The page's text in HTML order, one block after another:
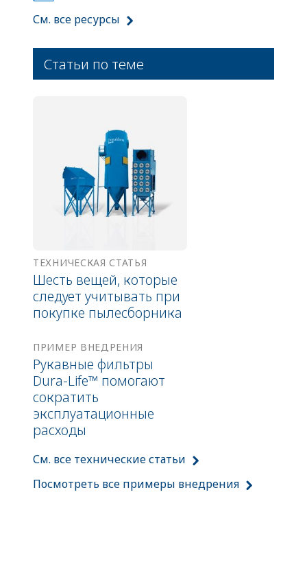
См. все ресурсы
Статьи по теме
ТЕХНИЧЕСКАЯ СТАТЬЯ
Шесть вещей, которые
следует учитывать при
покупке пылесборника
ПРИМЕР ВНЕДРЕНИЯ
Рукавные фильтры
Dura-Life™ помогают
сократить
эксплуатационные
расходы
См. все технические статьи
Посмотреть все примеры внедрения